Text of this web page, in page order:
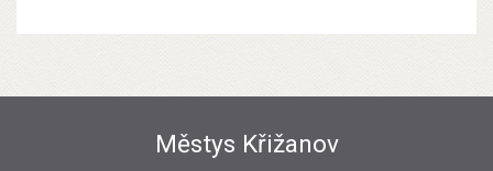
Městys Křižanov